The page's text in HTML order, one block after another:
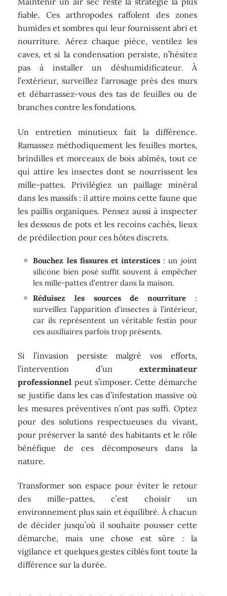
fiable. Ces arthropodes raffolent des zones
humides et sombres qui leur fournissent abri et
nourriture. Aérez chaque pièce, ventilez les
caves, et si la condensation persiste, n’hésitez
pas à installer un déshumidificateur. À
l’extérieur, surveillez l’arrosage près des murs
et débarrassez-vous des tas de feuilles ou de
branches contre les fondations.
Un entretien minutieux fait la différence.
Ramassez méthodiquement les feuilles mortes,
brindilles et morceaux de bois abîmés, tout ce
qui attire les insectes dont se nourrissent les
mille-pattes. Privilégiez un paillage minéral
dans les massifs : il attire moins cette faune que
les paillis organiques. Pensez aussi à inspecter
les dessous de pots et les recoins cachés, lieux
de prédilection pour ces hôtes discrets.
Bouchez les fissures et interstices : un joint
silicone bien posé suffit souvent à empêcher
les mille-pattes d’entrer dans la maison.
Réduisez les sources de nourriture:
surveillez l’apparition d’insectes à l’intérieur,
car ils représentent un véritable festin pour
ces auxiliaires parfois trop présents.
Si l’invasion persiste malgré vos efforts,
l’intervention d’un exterminateur
professionnel peut s’imposer. Cette démarche
se justifie dans les cas d’infestation massive où
les mesures préventives n’ont pas suffi. Optez
pour des solutions respectueuses du vivant,
pour préserver la santé des habitants et le rôle
bénéfique de ces décomposeurs dans la
nature.
Transformer son espace pour éviter le retour
des mille-pattes, c’est choisir un
environnement plus sain et équilibré. À chacun
de décider jusqu’où il souhaite pousser cette
démarche, mais une chose est sûre : la
vigilance et quelques gestes ciblés font toute la
différence sur la durée.